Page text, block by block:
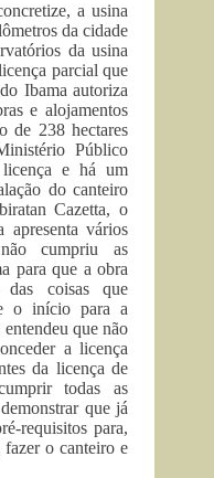
a usina
da cidade
da usina
parcial que
Ibama autoriza
e alojamentos
de 238 hectares
Público
licença e há um
do canteiro
Cazetta, o
apresenta vários
cumpriu as
para que a obra
das coisas que
o início para a
que não
a licença
da licença de
todas as
que já
requisitos para,
fazer o canteiro e